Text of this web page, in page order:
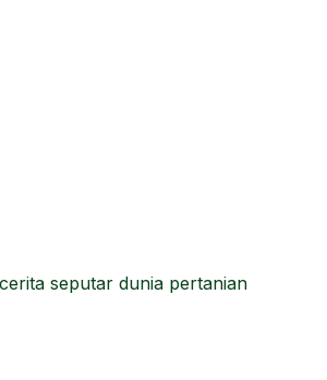
seputar dunia pertanian